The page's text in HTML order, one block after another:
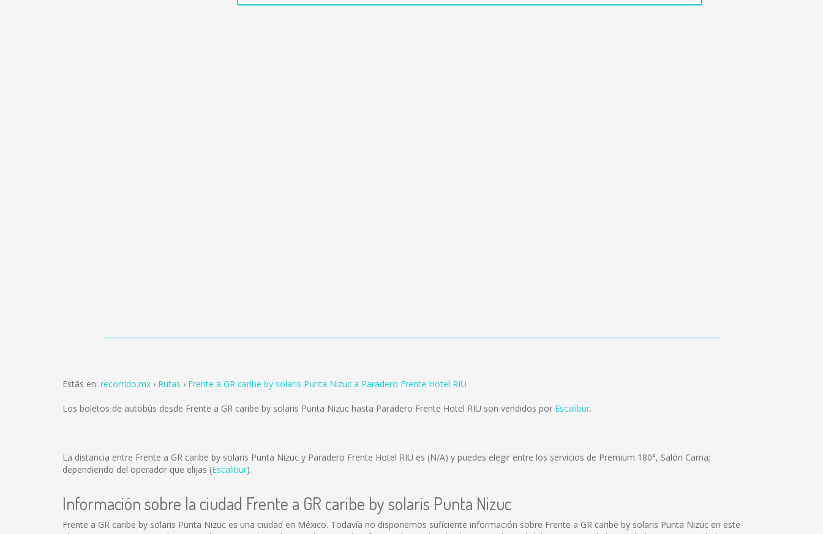
Estás en: recorrido.mx Rutas Frente a GR caribe by solaris Punta Nizuc a Paradero Frente Hotel RIU
Los boletos de autobús desde Frente a GR caribe by solaris Punta Nizuc hasta Paradero Frente Hotel RIU son vendidos por Escalibur.
La distancia entre Frente a GR caribe by solaris Punta Nizuc y Paradero Frente Hotel RIU es (N/A) y puedes elegir entre los servicios de Premium 180°, Salón Cama;
dependiendo del operador que elijas (Escalibur).
Información sobre la ciudad Frente a GR caribe by solaris Punta Nizuc
Frente a GR caribe by solaris Punta Nizuc es una ciudad en México. Todavía no disponemos suficiente información sobre Frente a GR caribe by solaris Punta Nizuc en este